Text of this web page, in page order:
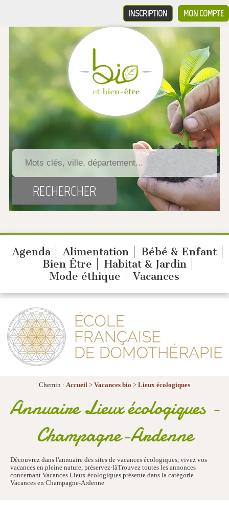
MON COMPTE
INSCRIPTION
Agenda Alimentation
Bébé & Enfant
Bien Être
Habitat & Jardin
Mode éthique
Vacances
Chemin : Accueil > Vacances bio > Lieux écologiques
Annuaire Lieux écologiques -
Champagne-Ardenne
Découvrez dans l'annuaire des sites de vacances écologiques, vivez vos
vacances en pleine nature, préservez-làTrouvez toutes les annonces
concernant Vacances Lieux écologiques présente dans la catégorie
Vacances en Champagne-Ardenne